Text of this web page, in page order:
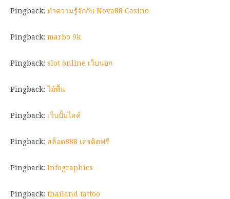
Pingback: ทำความรู้จักกับ Nova88 Casino
Pingback: marbo 9k
Pingback: slot online เว็บนอก
Pingback:ไม้พื้น
Pingback: เว็บปั้มไลค์
Pingback: สล็อต888 เครดิตฟรี
Pingback: Infographics
Pingback: thailand tattoo